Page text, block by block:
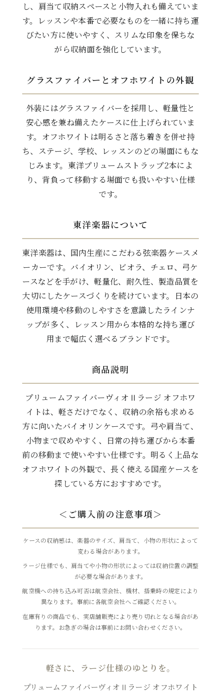
し、肩当て収納スペースと小物入れも備えていま
す。レッスンや本番で必要なものを一緒に持ち運
びたい方に使いやすく、スリムな印象を保ちな
がら収納面を強化しています。
グラスファイバーとオフホワイトの外観
外装にはグラスファイバーを採用し、軽量性と
安心感を兼ね備えたケースに仕上げられていま
す。オフホワイトは明るさと落ち着きを併せ持
ち、ステージ、学校、レッスンのどの場面にもな
じみます。東洋プリュームストラップ2本によ
り、背負って移動する場面でも扱いやすい仕様
です。
東洋楽器について
東洋楽器は、国内生産にこだわる弦楽器ケースメ
ーカーです。バイオリン、ビオラ、チェロ、弓ケ
ースなどを手がけ、軽量化、耐久性、製造品質を
大切にしたケースづくりを続けています。日本の
使用環境や移動のしやすさを意識したラインナ
ップが多く、レッスン用から本格的な持ち運び
用まで幅広く選べるブランドです。
商品説明
プリュームファイバーヴィオⅡラージ オフホワ
イトは、軽さだけでなく、収納の余裕も求める
方に向いたバイオリンケースです。弓や肩当て、
小物まで収めやすく、日常の持ち運びから本番
前の移動まで使いやすい仕様です。明るく上品な
オフホワイトの外観で、長く使える国産ケースを
探している方におすすめです。
＜ご購入前の注意事項＞
ケースの収納感は、楽器のサイズ、肩当て、小物の形状によって
変わる場合があります。
ラージ仕様でも、肩当てや小物の形状によっては収納位置の調整
が必要な場合があります。
航空機への持ち込み可否は航空会社、機材、搭乗時の規定により
異なります。事前に各航空会社へご確認ください。
在庫有りの商品でも、実店舗販売により売り切れとなる場合があ
ります。お急ぎの場合は事前にお問い合わせください。
軽さに、ラージ仕様のゆとりを。
プリュームファイバーヴィオⅡラージ オフホワイト